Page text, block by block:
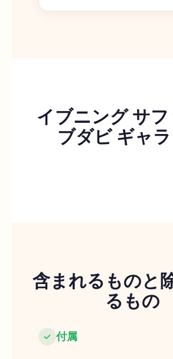
イブニング サ
ブダビ ギャ
含まれるものと
るもの
付属